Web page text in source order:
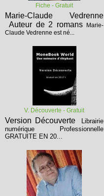
Fiche - Gratuit
Marie-Claude Vedrenne
Auteur de 2 romans
Marie-
Claude Vedrenne est né...
V. Découverte - Gratuit
Version Découverte
Librairie
numérique Professionnelle
GRATUITE EN 20...